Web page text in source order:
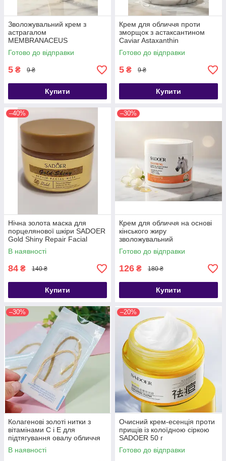
Зволожувальний крем з
астрагалом
MEMBRANACEUS
ASTRAGALUS CREAM 4г
Готово до відправки
5 ₴ 9 ₴
Купити
Крем для обличчя проти
зморщок з астаксантином
Caviar Astaxanthin
Moisturizing and Filling Cream
3 г
Готово до відправки
5 ₴ 9 ₴
Купити
–40%
Нічна золота маска для
порцелянової шкіри SADOER
Gold Shiny Repair Facial
Mask, 120 г
В наявності
84 ₴ 140 ₴
Купити
–30%
Крем для обличчя на основі
кінського жиру
зволожувальний
омолоджувальний SADOER
160 г
Готово до відправки
126 ₴ 180 ₴
Купити
–30%
Колагенові золоті нитки з
вітамінами C і Е для
підтягування овалу обличчя
Self seal Gold (12 шт.)
В наявності
–20%
Очисний крем-есенція проти
прищів із колоїдною сіркою
SADOER 50 г
Готово до відправки